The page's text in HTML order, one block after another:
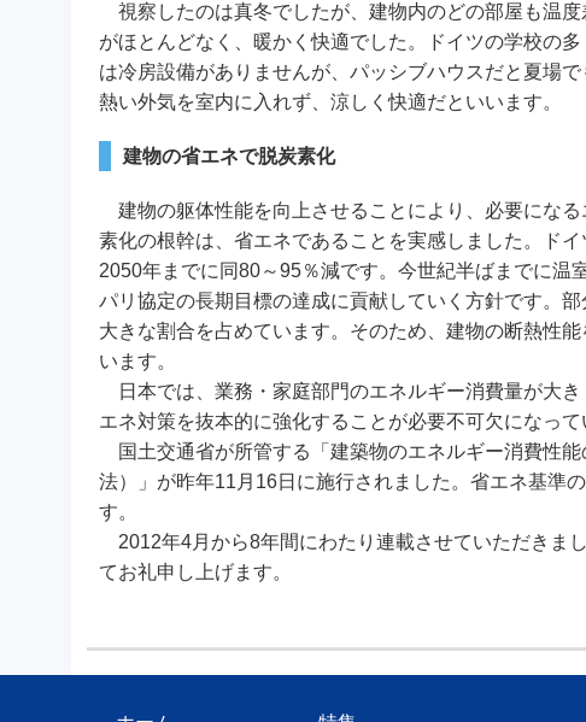
視察したのは真冬でしたが、建物内のどの部屋も温度
がほとんどなく、暖かく快適でした。ドイツの学校の多
は冷房設備がありませんが、パッシブハウスだと夏場で
熱い外気を室内に入れず、涼しく快適だといいます。
建物の省エネで脱炭素化
建物の躯体性能を向上させることにより、必要にな
素化の根幹は、省エネであることを実感しました。ド
2050年までに同80～95％減です。今世紀半ばまでに温
パリ協定の長期目標の達成に貢献していく方針です。
大きな割合を占めています。そのため、建物の断熱性
います。
日本では、業務・家庭部門のエネルギー消費量が大
エネ対策を抜本的に強化することが必要不可欠になって
国土交通省が所管する「建築物のエネルギー消費性
法）」が昨年11月16日に施行されました。省エネ基準
す。
2012年4月から8年間にわたり連載させていただきま
てお礼申し上げます。